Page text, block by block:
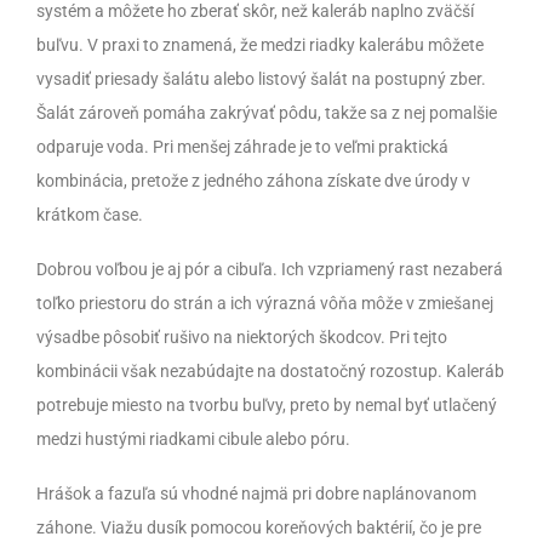
systém a môžete ho zberať skôr, než kaleráb naplno zväčší
buľvu. V praxi to znamená, že medzi riadky kalerábu môžete
vysadiť priesady šalátu alebo listový šalát na postupný zber.
Šalát zároveň pomáha zakrývať pôdu, takže sa z nej pomalšie
odparuje voda. Pri menšej záhrade je to veľmi praktická
kombinácia, pretože z jedného záhona získate dve úrody v
krátkom čase.
Dobrou voľbou je aj pór a cibuľa. Ich vzpriamený rast nezaberá
toľko priestoru do strán a ich výrazná vôňa môže v zmiešanej
výsadbe pôsobiť rušivo na niektorých škodcov. Pri tejto
kombinácii však nezabúdajte na dostatočný rozostup. Kaleráb
potrebuje miesto na tvorbu buľvy, preto by nemal byť utlačený
medzi hustými riadkami cibule alebo póru.
Hrášok a fazuľa sú vhodné najmä pri dobre naplánovanom
záhone. Viažu dusík pomocou koreňových baktérií, čo je pre